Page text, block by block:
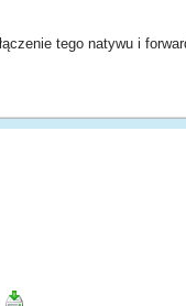
tego natywu i